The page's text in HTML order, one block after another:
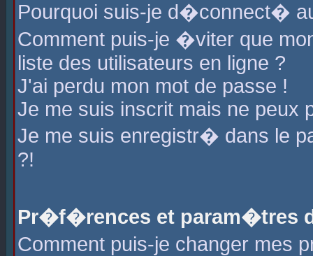
Pourquoi suis-je d�connect�
Comment puis-je �viter que
liste des utilisateurs en ligne ?
J'ai perdu mon mot de passe !
Je me suis inscrit mais ne peux
Je me suis enregistr� dans le
?!
Pr�f�rences et param�tres
Comment puis-je changer mes